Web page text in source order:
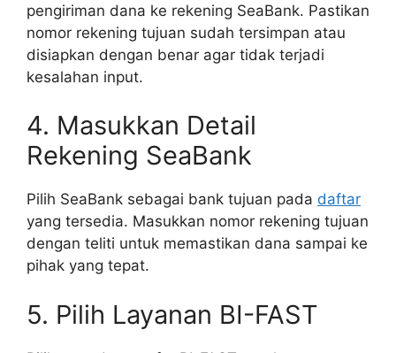
pengiriman dana ke rekening SeaBank. Pastikan
nomor rekening tujuan sudah tersimpan atau
disiapkan dengan benar agar tidak terjadi
kesalahan input.
4. Masukkan Detail
Rekening SeaBank
Pilih SeaBank sebagai bank tujuan pada daftar
yang tersedia. Masukkan nomor rekening tujuan
dengan teliti untuk memastikan dana sampai ke
pihak yang tepat.
5. Pilih Layanan BI-FAST